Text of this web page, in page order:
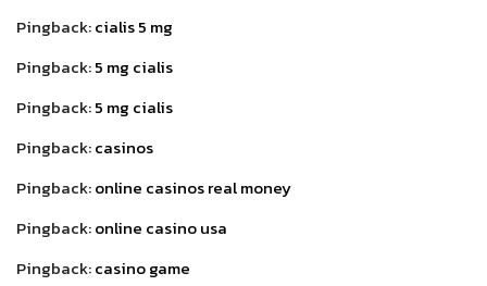
Pingback:cialis 5 mg
Pingback:5 mg cialis
Pingback:5 mg cialis
Pingback:casinos
Pingback:online casinos real money
Pingback:online casino usa
Pingback:casino game